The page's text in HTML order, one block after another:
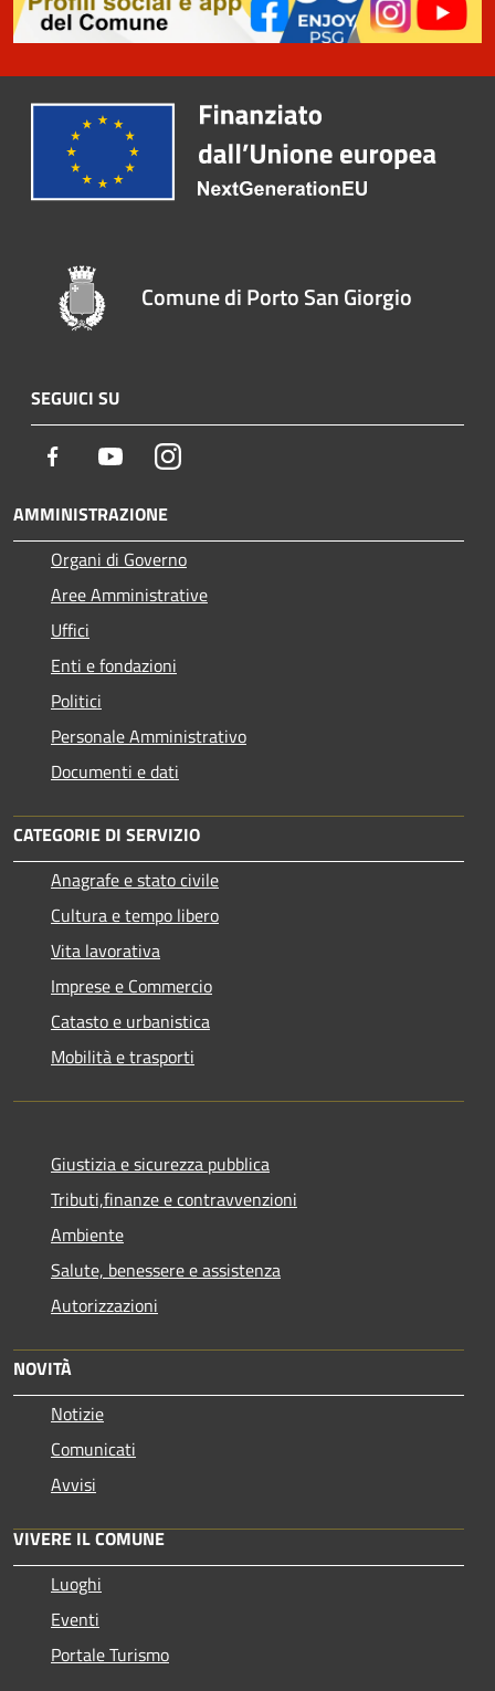
Comune di Porto San Giorgio
SEGUICI SU
Facebook YoutubeInstagram
AMMINISTRAZIONE
Organi di Governo
Aree Amministrative
Uffici
Enti e fondazioni
Politici
Personale Amministrativo
Documenti e dati
CATEGORIE DI SERVIZIO
Anagrafe e stato civile
Cultura e tempo libero
Vita lavorativa
Imprese e Commercio
Catasto e urbanistica
Mobilità e trasporti
Giustizia e sicurezza pubblica
Tributi,finanze e contravvenzioni
Ambiente
Salute, benessere e assistenza
Autorizzazioni
NOVITÀ
Notizie
Comunicati
Avvisi
VIVERE IL COMUNE
Luoghi
Eventi
Portale Turismo